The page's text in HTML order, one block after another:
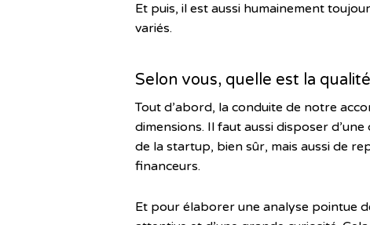
Et puis, il est aussi humainement
variés.
Selon vous, quelle est la
Tout d’abord, la conduite de notre
dimensions. Il faut aussi disposer
de la startup, bien sûr, mais aussi de
financeurs.
Et pour élaborer une analyse pointue